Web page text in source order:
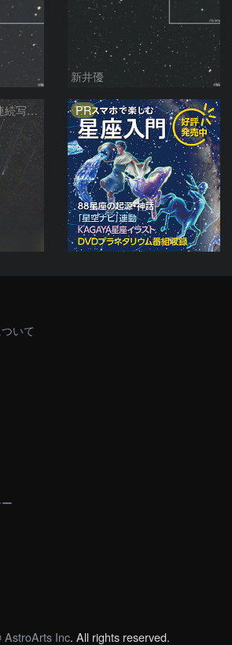
新井優
パンスターズ彗星 連続写真 再処理 PR
いて
AstroArts Inc. All rights reserved.